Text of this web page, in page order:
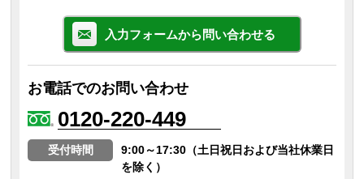
入力フォームから問い合わせる
お電話でのお問い合わせ
0120-220-449
受付時間
9:00～17:30（土日祝日および当社休業日
を除く）